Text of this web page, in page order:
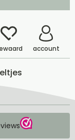
account